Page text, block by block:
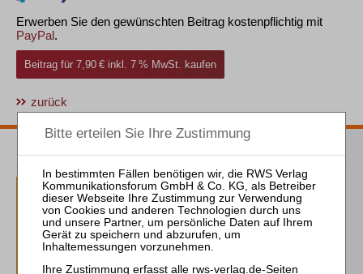
Erwerben Sie den gewünschten Beitrag kostenpflichtig mit
PayPal.
Beitrag für 7,90 € inkl. 7 % MwSt. kaufen
zurück
1 Ausgaben als kostenfreies Probe-Abo
inkl. 14 Tage kostenfreie ZVI-online-
Nutzung
Probe-Abo bestellen